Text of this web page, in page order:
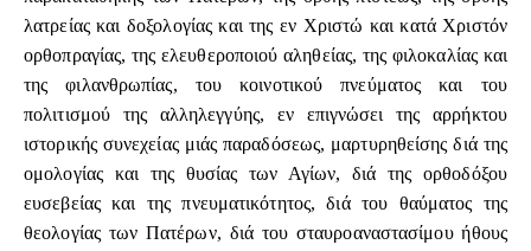
λατρείας και δοξολογίας και της εν Χριστώ και κατά Χριστόν
ορθοπραγίας, της ελευθεροποιού αληθείας, της φιλοκαλίας και
της φιλανθρωπίας, του κοινοτικού πνεύματος και του
πολιτισμού της αλληλεγγύης, εν επιγνώσει της αρρήκτου
ιστορικής συνεχείας μιάς παραδόσεως, μαρτυρηθείσης διά της
ομολογίας και της θυσίας των Αγίων, διά της ορθοδόξου
ευσεβείας και της πνευματικότητος, διά του θαύματος της
θεολογίας των Πατέρων, διά του σταυροαναστασίμου ήθους